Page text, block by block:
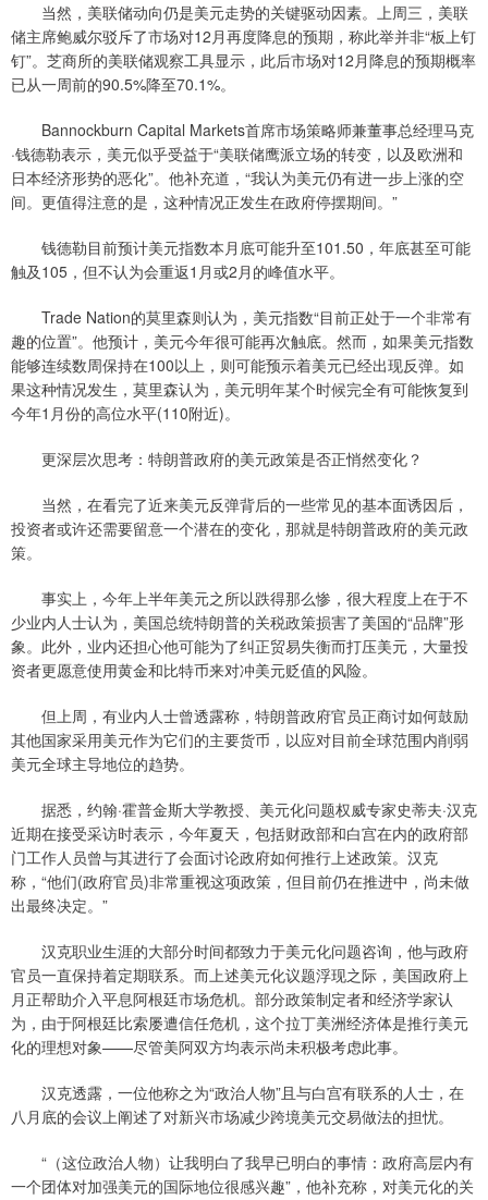
当然，美联储动向仍是美元走势的关键驱动因素。上周三，美联
储主席鲍威尔驳斥了市场对12月再度降息的预期，称此举并非“板上钉
钉”。芝商所的美联储观察工具显示，此后市场对12月降息的预期概率
已从一周前的90.5%降至70.1%。
Bannockburn Capital Markets首席市场策略师兼董事总经理马克
·钱德勒表示，美元似乎受益于“美联储鹰派立场的转变，以及欧洲和
日本经济形势的恶化”。他补充道，“我认为美元仍有进一步上涨的空
间。更值得注意的是，这种情况正发生在政府停摆期间。”
钱德勒目前预计美元指数本月底可能升至101.50，年底甚至可能
触及105，但不认为会重返1月或2月的峰值水平。
Trade Nation的莫里森则认为，美元指数“目前正处于一个非常有
趣的位置”。他预计，美元今年很可能再次触底。然而，如果美元指数
能够连续数周保持在100以上，则可能预示着美元已经出现反弹。如
果这种情况发生，莫里森认为，美元明年某个时候完全有可能恢复到
今年1月份的高位水平(110附近)。
更深层次思考：特朗普政府的美元政策是否正悄然变化？
当然，在看完了近来美元反弹背后的一些常见的基本面诱因后，
投资者或许还需要留意一个潜在的变化，那就是特朗普政府的美元政
策。
事实上，今年上半年美元之所以跌得那么惨，很大程度上在于不
少业内人士认为，美国总统特朗普的关税政策损害了美国的“品牌”形
象。此外，业内还担心他可能为了纠正贸易失衡而打压美元，大量投
资者更愿意使用黄金和比特币来对冲美元贬值的风险。
但上周，有业内人士曾透露称，特朗普政府官员正商讨如何鼓励
其他国家采用美元作为它们的主要货币，以应对目前全球范围内削弱
美元全球主导地位的趋势。
据悉，约翰·霍普金斯大学教授、美元化问题权威专家史蒂夫·汉克
近期在接受采访时表示，今年夏天，包括财政部和白宫在内的政府部
门工作人员曾与其进行了会面讨论政府如何推行上述政策。汉克
称，“他们(政府官员)非常重视这项政策，但目前仍在推进中，尚未做
出最终决定。”
汉克职业生涯的大部分时间都致力于美元化问题咨询，他与政府
官员一直保持着定期联系。而上述美元化议题浮现之际，美国政府上
月正帮助介入平息阿根廷市场危机。部分政策制定者和经济学家认
为，由于阿根廷比索屡遭信任危机，这个拉丁美洲经济体是推行美元
化的理想对象——尽管美阿双方均表示尚未积极考虑此事。
汉克透露，一位他称之为“政治人物”且与白宫有联系的人士，在
八月底的会议上阐述了对新兴市场减少跨境美元交易做法的担忧。
“（这位政治人物）让我明白了我早已明白的事情：政府高层内有
一个团体对加强美元的国际地位很感兴趣”，他补充称，对美元化的关